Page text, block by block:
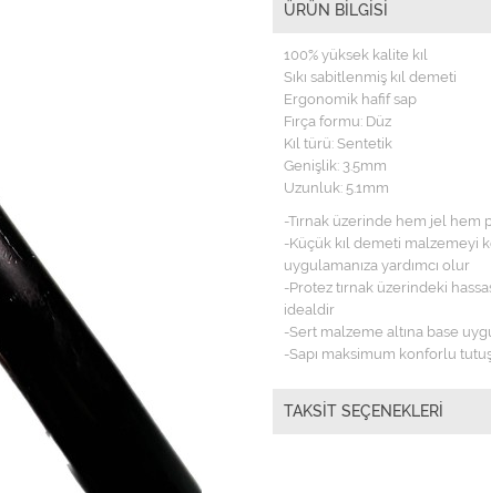
ÜRÜN BILGISI
100% yüksek kalite kıl
Sıkı sabitlenmiş kıl demeti
Ergonomik hafif sap
Fırça formu: Düz
Kıl türü: Sentetik
Genişlik: 3.5mm
Uzunluk: 5.1mm
-Tırnak üzerinde hem jel hem
-Küçük kıl demeti malzemeyi
uygulamanıza yardımcı olur
-Protez tırnak üzerindeki
idealdir
-Sert malzeme altına base
-Sapı maksimum konforlu
TAKSIT SEÇENEKLERI